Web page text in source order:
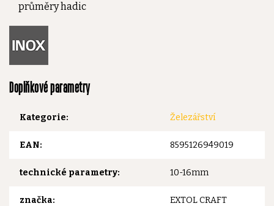
průměry hadic
Doplňkové parametry
Kategorie: Železářství
EAN: 8595126949019
technické parametry: 10-16mm
značka: EXTOL CRAFT